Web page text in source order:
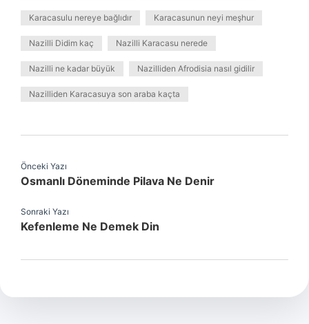
Karacasulu nereye bağlıdır Karacasunun neyi meşhur
Nazilli Didim kaç Nazilli Karacasu nerede
Nazilli ne kadar büyük Nazilliden Afrodisia nasıl gidilir
Nazilliden Karacasuya son araba kaçta
Önceki Yazı
Osmanlı Döneminde Pilava Ne Denir
Sonraki Yazı
Kefenleme Ne Demek Din